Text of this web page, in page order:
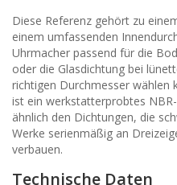
Diese Referenz gehört zu
einem umfassenden
Uhrmacher passend für die
oder die Glasdichtung bei
richtigen Durchmesser wählen
ist ein werkstatterprobtes
ähnlich den Dichtungen, die
Werke serienmäßig an
verbauen.
Technische Daten